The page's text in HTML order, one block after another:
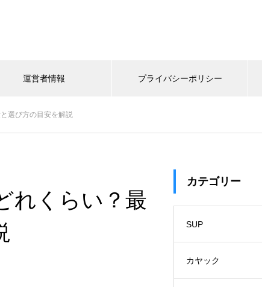
運営者情報 プライバシーポリシー
選び方の目安を解説
れくらい？最
カテゴリー
SUP
カヤック